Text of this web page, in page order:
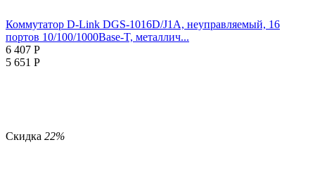
Коммутатор D-Link DGS-1016D/J1A, неуправляемый, 16
портов 10/100/1000Base-T, металлич...
6 407 Р
5 651 Р
Скидка 22%